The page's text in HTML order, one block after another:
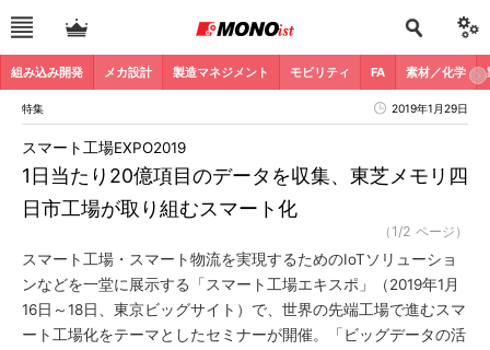
組み込み開発 メカ設計 製造マネジメント モビリティ FA 素材／化学
特集 2019年1月29日
1日当たり20億項目のデータを収集、東芝メモリ四
日市工場が取り組むスマート化
スマート工場EXPO2019
（1/2 ページ）
スマート工場・スマート物流を実現するためのIoTソリューショ
ンなどを一堂に展示する「スマート工場エキスポ」（2019年1月
16日～18日、東京ビッグサイト）で、世界の先端工場で進むスマ
ート工場化をテーマとしたセミナーが開催。「ビッグデータの活